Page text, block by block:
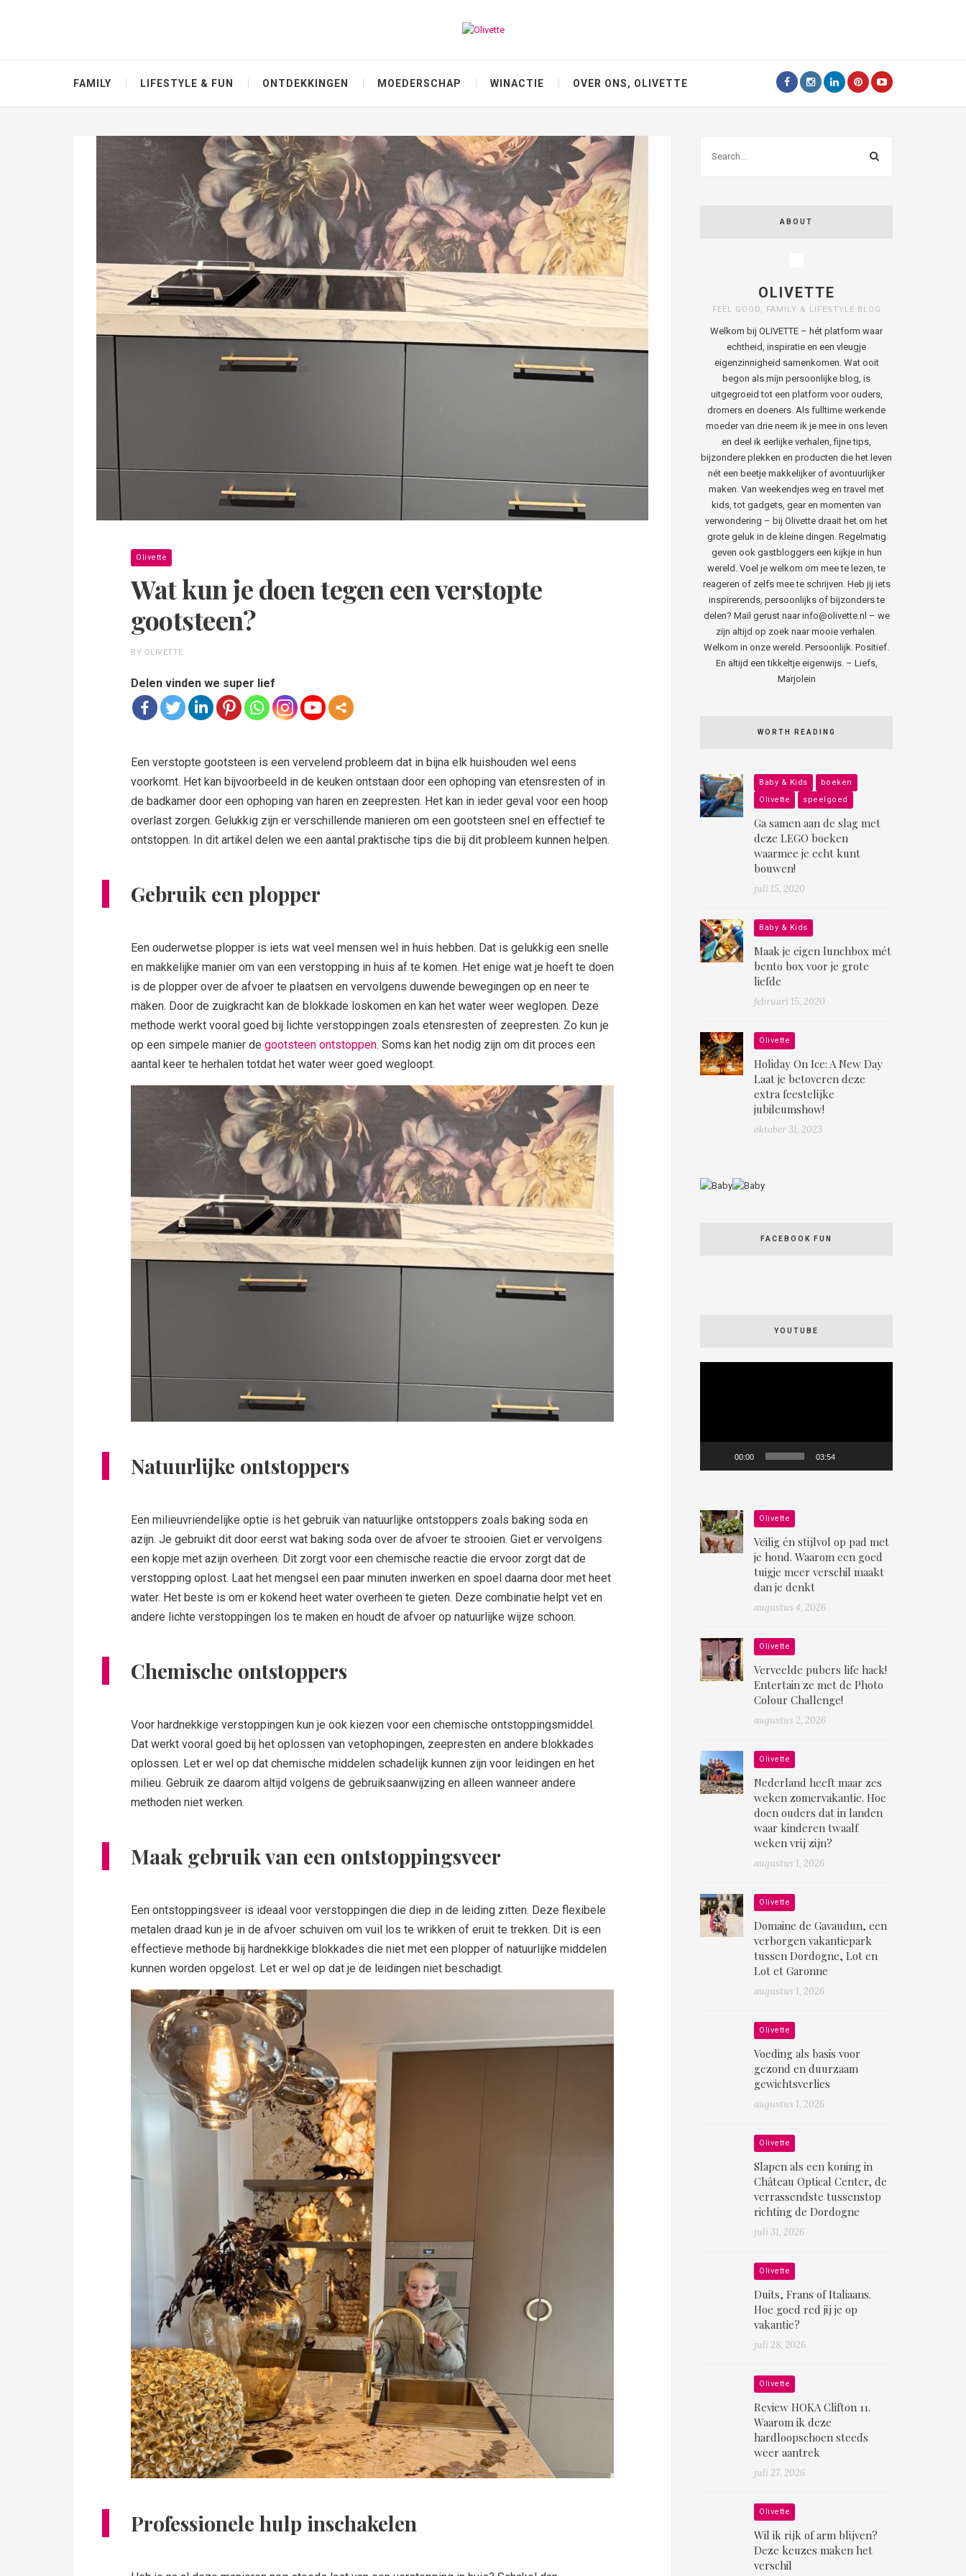
FAMILY LIFESTYLE & FUN ONTDEKKINGEN MOEDERSCHAP WINACTIE OVER ONS, OLIVETTE
Olivette
Wat kun je doen tegen een verstopte
gootsteen?
BY OLIVETTE
Delen vinden we super lief
Een verstopte gootsteen is een vervelend probleem dat in bijna elk huishouden wel eens
voorkomt. Het kan bijvoorbeeld in de keuken ontstaan door een ophoping van etensresten of in
de badkamer door een ophoping van haren en zeepresten. Het kan in ieder geval voor een hoop
overlast zorgen. Gelukkig zijn er verschillende manieren om een gootsteen snel en effectief te
ontstoppen. In dit artikel delen we een aantal praktische tips die bij dit probleem kunnen helpen.
Gebruik een plopper
Een ouderwetse plopper is iets wat veel mensen wel in huis hebben. Dat is gelukkig een snelle
en makkelijke manier om van een verstopping in huis af te komen. Het enige wat je hoeft te doen
is de plopper over de afvoer te plaatsen en vervolgens duwende bewegingen op en neer te
maken. Door de zuigkracht kan de blokkade loskomen en kan het water weer weglopen. Deze
methode werkt vooral goed bij lichte verstoppingen zoals etensresten of zeepresten. Zo kun je
op een simpele manier de gootsteen ontstoppen. Soms kan het nodig zijn om dit proces een
aantal keer te herhalen totdat het water weer goed wegloopt.
Natuurlijke ontstoppers
Een milieuvriendelijke optie is het gebruik van natuurlijke ontstoppers zoals baking soda en
azijn. Je gebruikt dit door eerst wat baking soda over de afvoer te strooien. Giet er vervolgens
een kopje met azijn overheen. Dit zorgt voor een chemische reactie die ervoor zorgt dat de
verstopping oplost. Laat het mengsel een paar minuten inwerken en spoel daarna door met heet
water. Het beste is om er kokend heet water overheen te gieten. Deze combinatie helpt vet en
andere lichte verstoppingen los te maken en houdt de afvoer op natuurlijke wijze schoon.
Chemische ontstoppers
Voor hardnekkige verstoppingen kun je ook kiezen voor een chemische ontstoppingsmiddel.
Dat werkt vooral goed bij het oplossen van vetophopingen, zeepresten en andere blokkades
oplossen. Let er wel op dat chemische middelen schadelijk kunnen zijn voor leidingen en het
milieu. Gebruik ze daarom altijd volgens de gebruiksaanwijzing en alleen wanneer andere
methoden niet werken.
Maak gebruik van een ontstoppingsveer
Een ontstoppingsveer is ideaal voor verstoppingen die diep in de leiding zitten. Deze flexibele
metalen draad kun je in de afvoer schuiven om vuil los te wrikken of eruit te trekken. Dit is een
effectieve methode bij hardnekkige blokkades die niet met een plopper of natuurlijke middelen
kunnen worden opgelost. Let er wel op dat je de leidingen niet beschadigt.
Professionele hulp inschakelen
ABOUT
OLIVETTE
FEEL GOOD, FAMILY & LIFESTYLE BLOG
Welkom bij OLIVETTE – hét platform waar
echtheid, inspiratie en een vleugje
eigenzinnigheid samenkomen. Wat ooit
begon als mijn persoonlijke blog, is
uitgegroeid tot een platform voor ouders,
dromers en doeners. Als fulltime werkende
moeder van drie neem ik je mee in ons leven
en deel ik eerlijke verhalen, fijne tips,
bijzondere plekken en producten die het leven
nét een beetje makkelijker of avontuurlijker
maken. Van weekendjes weg en travel met
kids, tot gadgets, gear en momenten van
verwondering – bij Olivette draait het om het
grote geluk in de kleine dingen. Regelmatig
geven ook gastbloggers een kijkje in hun
wereld. Voel je welkom om mee te lezen, te
reageren of zelfs mee te schrijven. Heb jij iets
inspirerends, persoonlijks of bijzonders te
delen? Mail gerust naar info@olivette.nl – we
zijn altijd op zoek naar mooie verhalen.
Welkom in onze wereld. Persoonlijk. Positief.
En altijd een tikkeltje eigenwijs. – Liefs,
Marjolein
WORTH READING
Baby & Kids
boeken
Olivette
speelgoed
Ga samen aan de slag met
deze LEGO boeken
waarmee je echt kunt
bouwen!
juli 15, 2020
Baby & Kids
Maak je eigen lunchbox mét
bento box voor je grote
liefde
februari 15, 2020
Olivette
Holiday On Ice: A New Day
Laat je betoveren deze
extra feestelijke
jubileumshow!
oktober 31, 2023
FACEBOOK FUN
YOUTUBE
00:00 03:54
Olivette
Veilig én stijlvol op pad met
je hond. Waarom een goed
tuigje meer verschil maakt
dan je denkt
augustus 4, 2026
Olivette
Verveelde pubers life hack!
Entertain ze met de Photo
Colour Challenge!
augustus 2, 2026
Olivette
Nederland heeft maar zes
weken zomervakantie. Hoe
doen ouders dat in landen
waar kinderen twaalf
weken vrij zijn?
augustus 1, 2026
Olivette
Domaine de Gavaudun, een
verborgen vakantiepark
tussen Dordogne, Lot en
Lot et Garonne
augustus 1, 2026
Olivette
Voeding als basis voor
gezond en duurzaam
gewichtsverlies
augustus 1, 2026
Olivette
Slapen als een koning in
Château Optical Center, de
verrassendste tussenstop
richting de Dordogne
juli 31, 2026
Olivette
Duits, Frans of Italiaans.
Hoe goed red jij je op
vakantie?
juli 28, 2026
Olivette
Review HOKA Clifton 11.
Waarom ik deze
hardloopschoen steeds
weer aantrek
juli 27, 2026
Olivette
Wil ik rijk of arm blijven?
Deze keuzes maken het
verschil